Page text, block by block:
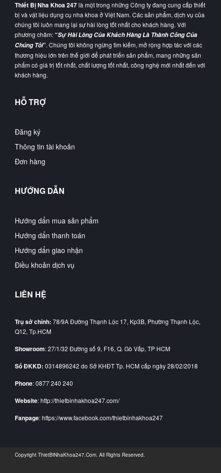
Thiết Bị Nha Khoa 247là một trong những Công ty đang cung cấp thiết
bị và vật liệu dụng cụ nha khoa ở Việt Nam. Các sản phẩm, dịch vụ của
chúng tôi luôn mang lại sự hài lòng tốt nhất cho khách hàng. Với
phương châm:“Sự Hài Lòng Của Khách Hàng Là Thành Công Của
Chúng Tôi”. Chúng tôi không ngừng tìm kiếm, mở rộng hợp tác với các
thương hiệu lớn trên thế giới để phát triển sản phẩm, mang những sản
phẩm có giá trị tốt nhất, chất lượng tốt nhất, công nghệ mới nhất đến với
khách hàng.
HỖ TRỢ
Đăng ký
Thông tin tài khoản
Đơn hàng
HƯỚNG DẪN
Hướng dẩn mua sản phẩm
Hướng dẩn thanh toán
Hướng dẩn giao nhận
Điều khoản dịch vụ
LIÊN HỆ
Trụ sở chính: 78/9A Đường Thạnh Lộc 17, Kp3B, Phường Thạnh Lộc,
Q12, Tp.HCM
Showroom: 27/1/32 Đường số 9, F16, Q. Gò Vấp, TP HCM
Số ĐKKD: 0314896242 do Sở KHĐT Tp. HCM cấp ngày 28/02/2018
Phone: 0877 240 240
Website: http://thietbinhakhoa247.com/
Fanpage: https://www.facebook.com/thietbinhakhoa247
Copyright ThietBiNhaKhoa247.Com. All Rights Reserved.